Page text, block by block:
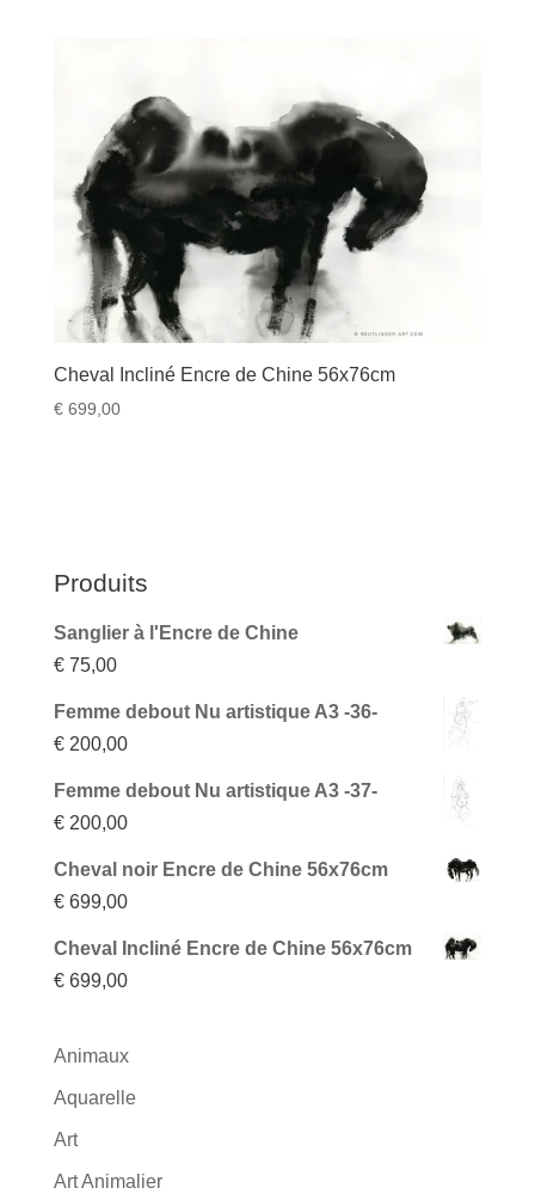
Cheval Incliné Encre de Chine 56x76cm
€699,00
Produits
Sanglier à l'Encre de Chine
€75,00
Femme debout Nu artistique A3 -36-
€200,00
Femme debout Nu artistique A3 -37-
€200,00
Cheval noir Encre de Chine 56x76cm
€699,00
Cheval Incliné Encre de Chine 56x76cm
€699,00
Animaux
Aquarelle
Art
Art Animalier